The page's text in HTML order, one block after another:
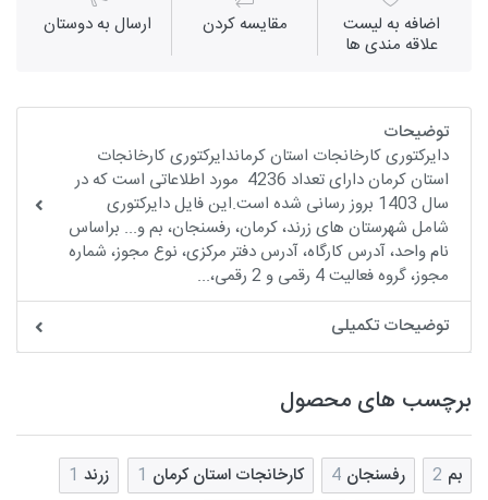
اضافه به لیست
علاقه مندی ها
مقايسه كردن ارسال به دوستان
توضیحات
دایرکتوری کارخانجات استان کرماندایرکتوری کارخانجات
استان کرمان دارای تعداد 4236 مورد اطلاعاتی است که در
سال 1403 بروز رسانی شده است.این فایل دایرکتوری
شامل شهرستان های زرند، کرمان، رفسنجان، بم و... براساس
نام واحد، آدرس کارگاه، آدرس دفتر مرکزی، نوع مجوز، شماره
مجوز، گروه فعالیت 4 رقمی و 2 رقمی،...
توضیحات تکمیلی
برچسب های محصول
بم 2 رفسنجان 4 کارخانجات استان کرمان 1 زرند 1